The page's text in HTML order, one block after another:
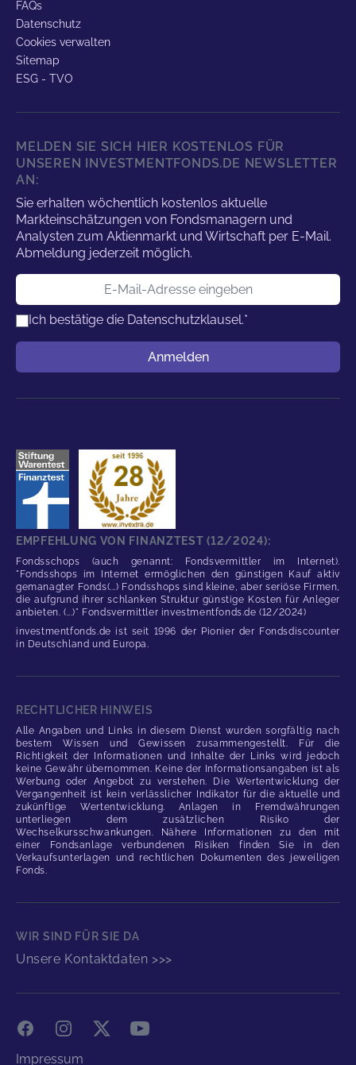
FAQs
Datenschutz
Cookies verwalten
Sitemap
ESG - TVO
MELDEN SIE SICH HIER KOSTENLOS FÜR
UNSEREN INVESTMENTFONDS.DE NEWSLETTER
AN:
Sie erhalten wöchentlich kostenlos aktuelle
Markteinschätzungen von Fondsmanagern und
Analysten zum Aktienmarkt und Wirtschaft per E-Mail.
Abmeldung jederzeit möglich.
E-Mail-Adresse
Ich bestätige die Datenschutzklausel.*
Anmelden
EMPFEHLUNG VON FINANZTEST (12/2024):
Fondsschops (auch genannt: Fondsvermittler im Internet).
"Fondsshops im Internet ermöglichen den günstigen Kauf aktiv
gemanagter Fonds(...) Fondsshops sind kleine, aber seriöse Firmen,
die aufgrund ihrer schlanken Struktur günstige Kosten für Anleger
anbieten. (...)" Fondsvermittler investmentfonds.de (12/2024)
investmentfonds.de ist seit 1996 der Pionier der Fondsdiscounter
in Deutschland und Europa.
RECHTLICHER HINWEIS
Alle Angaben und Links in diesem Dienst wurden sorgfältig nach
bestem Wissen und Gewissen zusammengestellt. Für die
Richtigkeit der Informationen und Inhalte der Links wird jedoch
keine Gewähr übernommen. Keine der Informationsangaben ist als
Werbung oder Angebot zu verstehen. Die Wertentwicklung der
Vergangenheit ist kein verlässlicher Indikator für die aktuelle und
zukünftige Wertentwicklung. Anlagen in Fremdwährungen
unterliegen dem zusätzlichen Risiko der
Wechselkursschwankungen. Nähere Informationen zu den mit
einer Fondsanlage verbundenen Risiken finden Sie in den
Verkaufsunterlagen und rechtlichen Dokumenten des jeweiligen
Fonds.
WIR SIND FÜR SIE DA
Unsere Kontaktdaten >>>
FacebookInstagram
X YouTube
Impressum